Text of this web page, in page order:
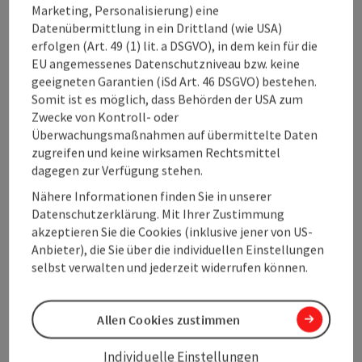
Tourismus fand kürzlich ein erster Austausch dazu auch mit
der Österreich Werbung, den
Landestourismusorganisationen und der Kulturhauptstadt
statt. Damit wurde die Grundlage für gemeinsame
Kommunikationsmaßnahmen geschaffen, um international
ein starkes Zeichen zu setzen.
Kommunikationsbühne Kultur 2024
Im Jahr der Europäischen Kulturhauptstadt Bad Ischl-
Salzkammergut feiert Oberösterreich auch den 200.
Geburtstag von Anton Bruckner. Diese besonderen
Höhepunkte sind eingebettet in die ganze Vielfalt des
kulturellen Lebens im Land. Für den bunten kulturellen
Reigen bereitet Oberösterreich Tourismus die gemeinsame
Kommunikationsbühne vor. Unter der Mitwirkung von
Vertreter:innen der Kulturinstitutionen und der
Tourismusverbände entsteht die kultur-touristische
Positionierung. Darauf bauen in weiterer Folge
Marketing, Personalisierung) eine
Datenübermittlung in ein Drittland (wie USA)
erfolgen (Art. 49 (1) lit. a DSGVO), in dem kein für die
EU angemessenes Datenschutzniveau bzw. keine
geeigneten Garantien (iSd Art. 46 DSGVO) bestehen.
Somit ist es möglich, dass Behörden der USA zum
Zwecke von Kontroll- oder
Überwachungsmaßnahmen auf übermittelte Daten
zugreifen und keine wirksamen Rechtsmittel
dagegen zur Verfügung stehen.
Nähere Informationen finden Sie in unserer
Datenschutzerklärung. Mit Ihrer Zustimmung
akzeptieren Sie die Cookies (inklusive jener von US-
Anbieter), die Sie über die individuellen Einstellungen
selbst verwalten und jederzeit widerrufen können.
Individuelle Einstellungen
Allen Cookies zustimmen